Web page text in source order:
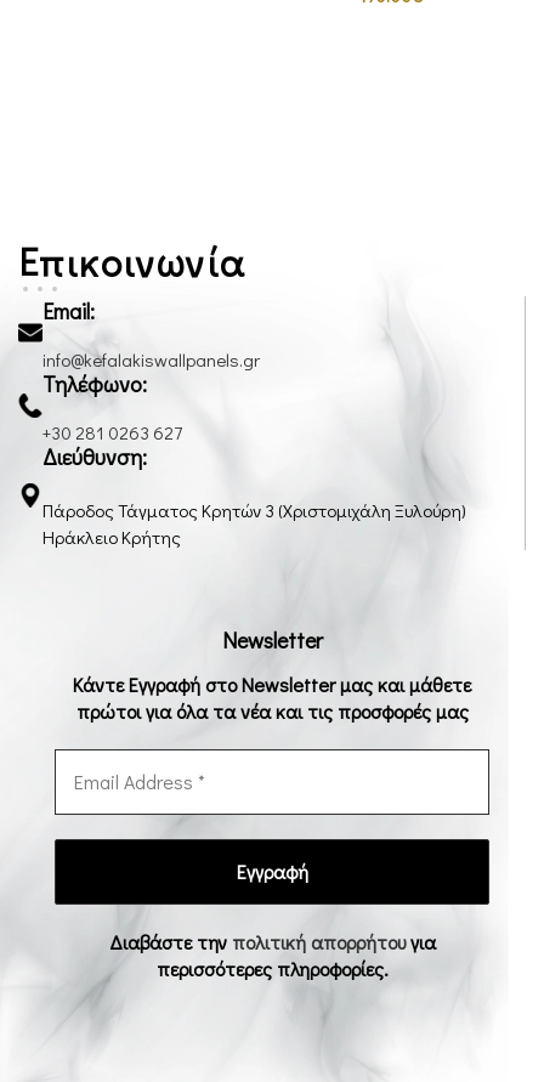
Επικοινωνία
Email:
info@kefalakiswallpanels.gr
Τηλέφωνο:
+30 281 0263 627
Διεύθυνση:
Πάροδος Τάγματος Κρητών 3 (Χριστομιχάλη Ξυλούρη)
Ηράκλειο Κρήτης
Newsletter
Κάντε Εγγραφή στο Newsletter μας και μάθετε
πρώτοι για όλα τα νέα και τις προσφορές μας
Διαβάστε την πολιτική απορρήτουγια
περισσότερες πληροφορίες.